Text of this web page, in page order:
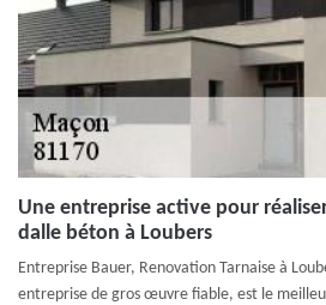
Une entreprise active pour
dalle béton à Loubers
Entreprise Bauer, Renovation Tarnaise à
entreprise de gros œuvre fiable, est le